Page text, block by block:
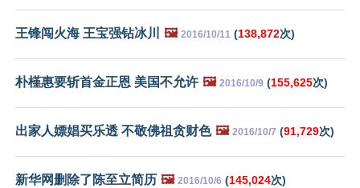
王锋闯火海 王宝强钻冰川 🖼️ 2016/10/11 (138,872次)
朴槿惠要斩首金正恩 美国不允许 🖼️ 2016/10/9 (155,625次)
出家人嫖娼买乐透 不敬佛祖贪财色 🖼️ 2016/10/7 (91,729次)
新华网删除了陈至立简历 🖼️ 2016/10/6 (145,024次)